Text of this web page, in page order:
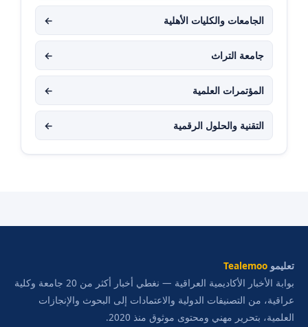
الجامعات والكليات الأهلية ←
جامعة التراث ←
المؤتمرات العلمية ←
التقنية والحلول الرقمية ←
تعليمو Tealemoo
بوابة الأخبار الأكاديمية العراقية — نغطي أخبار أكثر من 20 جامعة وكلية
عراقية، من التصنيفات الدولية والاعتمادات إلى البحوث والإنجازات
العلمية، بتحرير مهني ومحتوى موثوق منذ 2020.